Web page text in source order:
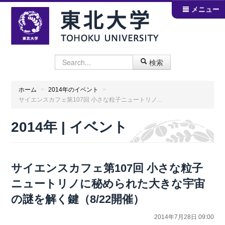
検索
メニュー
ホーム > 2014年のイベント
>
サイエンスカフェ第107回 小さな粒子ニュートリノ...
2014年 | イベント
サイエンスカフェ第107回 小さな粒子
ニュートリノに秘められた大きな宇宙
の謎を解く鍵（8/22開催）
2014年7月28日 09:00